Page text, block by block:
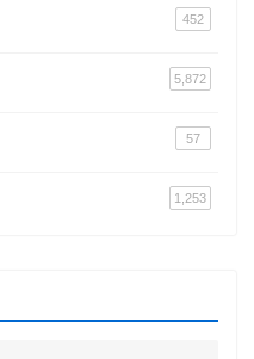
452
5,872
57
1,253